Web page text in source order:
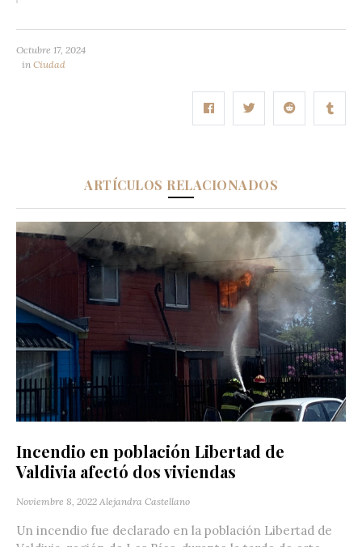
Octubre 17, 2024
in Ciudad
ARTÍCULOS RELACIONADOS
Incendio en población Libertad de
Valdivia afectó dos viviendas
Noviembre 8, 2022 Alejandra Castellano
Un incendio fue declarado en la población Libertad de